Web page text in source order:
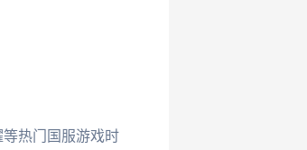
热门国服游戏时